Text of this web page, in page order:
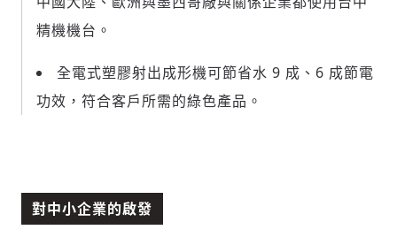
精機機台。
全電式塑膠射出成形機可節省水 9 成、6 成節電
功效，符合客戶所需的綠色產品。
對中小企業的啟發